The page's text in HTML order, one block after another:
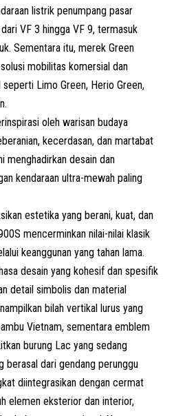
listrik penumpang pasar
VF 3 hingga VF 9, termasuk
Sementara itu, merek Green
mobilitas komersial dan
Limo Green, Herio Green,
oleh warisan budaya
kecerdasan, dan martabat
menghadirkan desain dan
kendaraan ultra-mewah paling
estetika yang berani, kuat, dan
mencerminkan nilai-nilai klasik
keanggunan yang tahan lama.
desain yang kohesif dan spesifik
detail simbolis dan material
bilah vertikal lurus yang
Vietnam, sementara emblem
burung Lac yang sedang
dari gendang perunggu
diintegrasikan dengan cermat
elemen eksterior dan interior,